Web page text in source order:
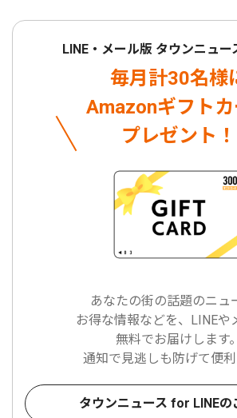
LINE・メール版 タウンニュー
毎月計30名様
Amazonギフト
プレゼント！
あなたの街の話題のニュ
お得な情報などを、LINEや
無料でお届けします。
通知で見逃しも防げて便利
タウンニュース for LINEの